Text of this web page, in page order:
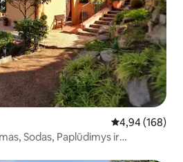
Vidutinis
4,94 (168)
Sodas, Paplūdimys ir